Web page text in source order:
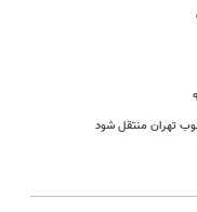
تهران منتقل شود